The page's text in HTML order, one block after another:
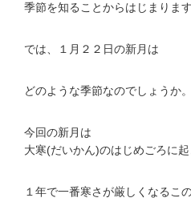
季節を知ることからはじまります
では、１月２２日の新月は
どのような季節なのでしょうか。
今回の新月は
大寒(だいかん)のはじめごろに起
１年で一番寒さが厳しくなるこ